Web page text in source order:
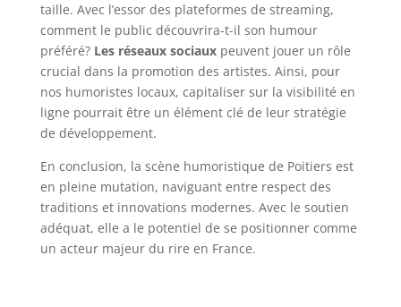
taille. Avec l’essor des plateformes de streaming,
comment le public découvrira-t-il son humour
préféré? Les réseaux sociauxpeuvent jouer un rôle
crucial dans la promotion des artistes. Ainsi, pour
nos humoristes locaux, capitaliser sur la visibilité en
ligne pourrait être un élément clé de leur stratégie
de développement.
En conclusion, la scène humoristique de Poitiers est
en pleine mutation, naviguant entre respect des
traditions et innovations modernes. Avec le soutien
adéquat, elle a le potentiel de se positionner comme
un acteur majeur du rire en France.